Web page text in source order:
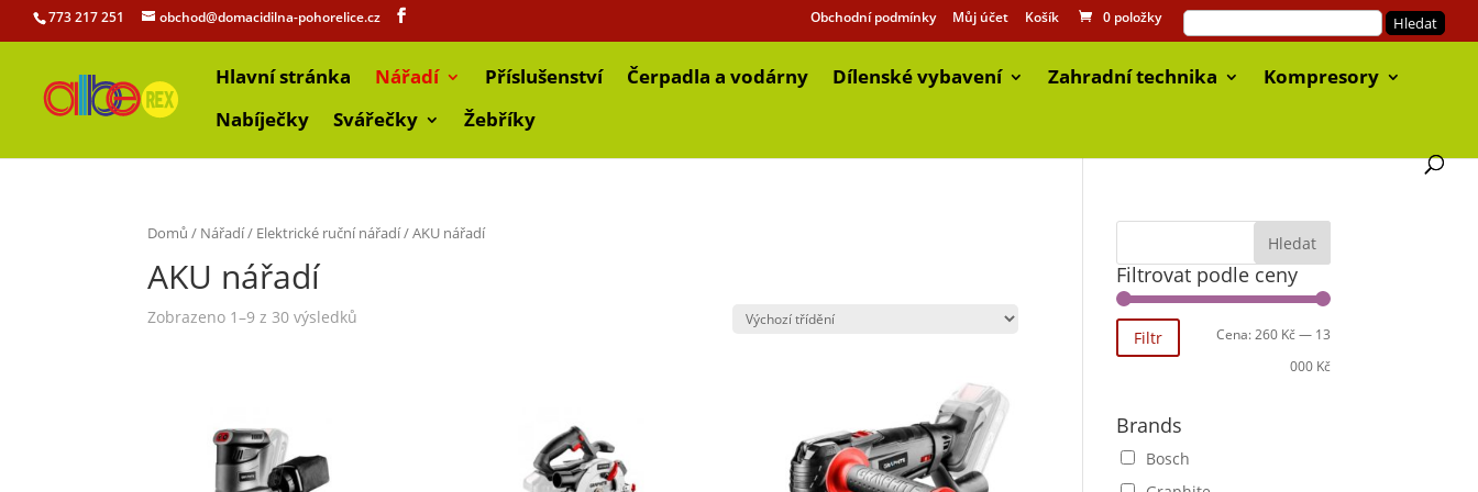
773 217 251 obchod@domacidilna-pohorelice.cz Obchodní podmínky Můj účet Košík 0 položky
Hlavní stránka Nářadí Příslušenství Čerpadla a vodárny Dílenské vybavení Zahradní technika
Kompresory
Nabíječky
Svářečky Žebříky
Domů / Nářadí/ Elektrické ruční nářadí/ AKU nářadí
AKU nářadí
Zobrazeno 1–9 z 30 výsledků
Filtrovat podle ceny
Filtr Cena:260 Kč— 13
000 Kč
Brands
Bosch